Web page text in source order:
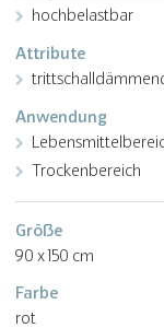
hochbelastbar
Attribute
Anwendung
Trockenbereich
Größe
90 x 150 cm
Farbe
rot